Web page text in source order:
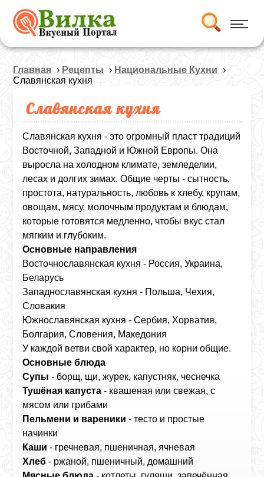
Главная › Рецепты › Национальные Кухни ›
Славянская кухня
Славянская кухня
Славянская кухня - это огромный пласт традиций
Восточной, Западной и Южной Европы. Она
выросла на холодном климате, земледелии,
лесах и долгих зимах. Общие черты - сытность,
простота, натуральность, любовь к хлебу, крупам,
овощам, мясу, молочным продуктам и блюдам,
которые готовятся медленно, чтобы вкус стал
мягким и глубоким.
Основные направления
Восточнославянская кухня - Россия, Украина,
Беларусь
Западнославянская кухня - Польша, Чехия,
Словакия
Южнославянская кухня - Сербия, Хорватия,
Болгария, Словения, Македония
У каждой ветви свой характер, но корни общие.
Основные блюда
Супы - борщ, щи, журек, капустняк, чеснечка
Тушёная капуста - квашеная или свежая, с
мясом или грибами
Пельмени и вареники - тесто и простые
начинки
Каши - гречневая, пшеничная, ячневая
Хлеб - ржаной, пшеничный, домашний